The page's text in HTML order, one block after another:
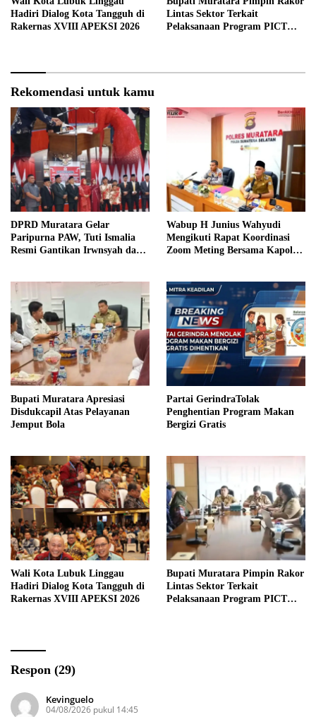
Hadiri Dialog Kota Tangguh di
Rakernas XVIII APEKSI 2026
Lintas Sektor Terkait
Pelaksanaan Program PICT
Rekomendasi untuk kamu
DPRD Muratara Gelar
Paripurna PAW, Tuti Ismalia
Resmi Gantikan Irwnsyah dari
Wabup H Junius Wahyudi
Mengikuti Rapat Koordinasi
Zoom Meting Bersama Kapolres
Bupati Muratara Apresiasi
Disdukcapil Atas Pelayanan
Jemput Bola
Partai GerindraTolak
Penghentian Program Makan
Bergizi Gratis
Wali Kota Lubuk Linggau
Hadiri Dialog Kota Tangguh di
Rakernas XVIII APEKSI 2026
Bupati Muratara Pimpin Rakor
Lintas Sektor Terkait
Pelaksanaan Program PICT
Respon (29)
Kevinguelo
04/08/2026 pukul 14:45